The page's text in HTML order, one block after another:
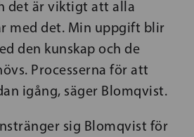
det är viktigt att alla
med det. Min uppgift blir
den kunskap och de
Processerna för att
igång, säger Blomqvist.
sig Blomqvist för